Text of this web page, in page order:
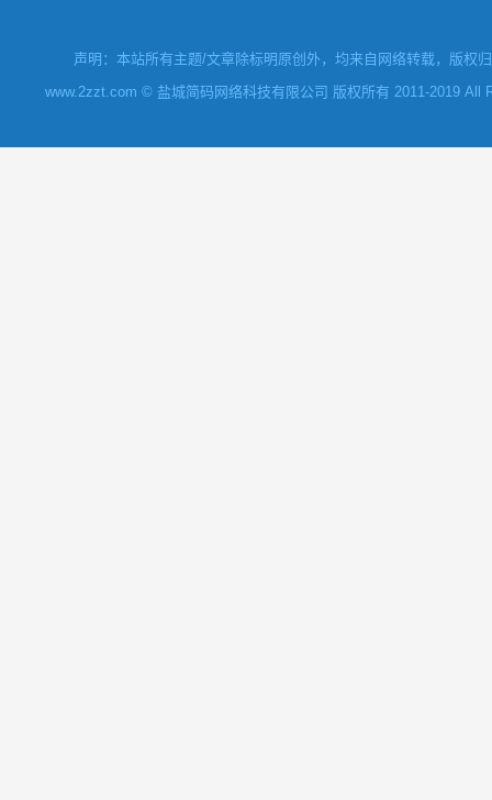
声明：本站所有主题/文章除标明原创外，均来自网络转载，版权
www.2zzt.com © 盐城简码网络科技有限公司 版权所有 2011-2019